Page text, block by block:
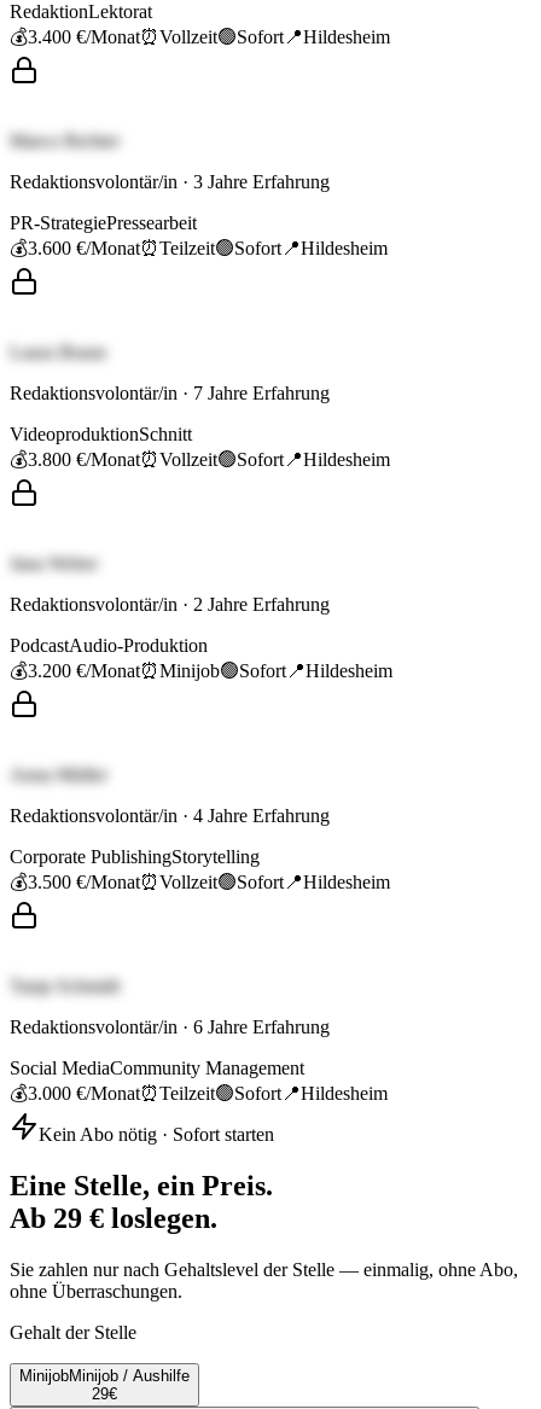
RedaktionLektorat
💰3.400 €/Monat⏰Vollzeit🟢Sofort 📍Hildesheim
Marco Richter
Redaktionsvolontär/in · 3 Jahre Erfahrung
PR-StrategiePressearbeit
💰3.600 €/Monat⏰Teilzeit🟢Sofort 📍Hildesheim
Laura Braun
Redaktionsvolontär/in · 7 Jahre Erfahrung
VideoproduktionSchnitt
💰3.800 €/Monat⏰Vollzeit🟢Sofort 📍Hildesheim
Jana Weber
Redaktionsvolontär/in · 2 Jahre Erfahrung
PodcastAudio-Produktion
💰3.200 €/Monat⏰Minijob🟢Sofort 📍Hildesheim
Anna Müller
Redaktionsvolontär/in · 4 Jahre Erfahrung
Corporate PublishingStorytelling
💰3.500 €/Monat⏰Vollzeit🟢Sofort 📍Hildesheim
Tanja Schmidt
Redaktionsvolontär/in · 6 Jahre Erfahrung
Social MediaCommunity Management
💰3.000 €/Monat⏰Teilzeit🟢Sofort 📍Hildesheim
Kein Abo nötig · Sofort starten
Eine Stelle, ein Preis.
Ab 29 € loslegen.
Sie zahlen nur nach Gehaltslevel der Stelle — einmalig, ohne Abo,
ohne Überraschungen.
Gehalt der Stelle
MinijobMinijob / Aushilfe
29€